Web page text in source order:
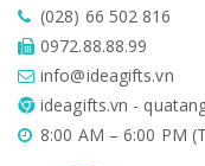
(028) 66 502 816
0972.88.88.99
info@ideagifts.vn
ideagifts.vn -
8:00 AM – 6:00 PM